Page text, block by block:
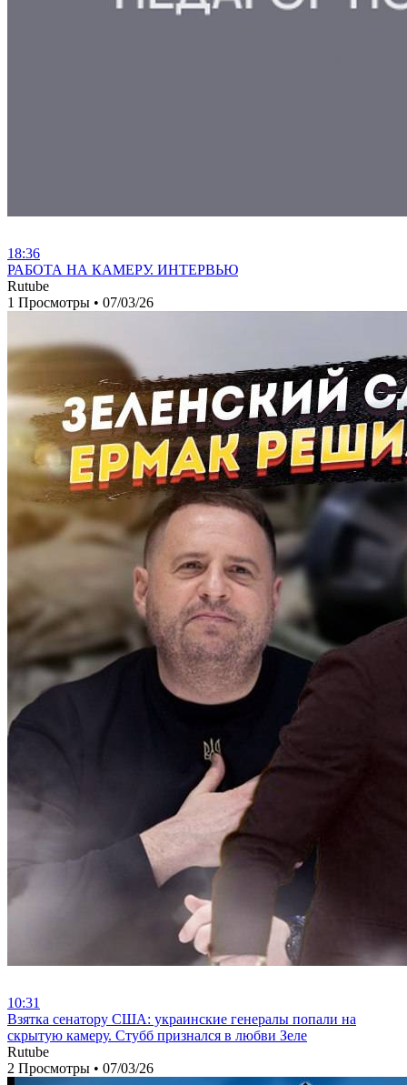
18:36
⁣РАБОТА НА КАМЕРУ. ИНТЕРВЬЮ
Rutube
1 Просмотры • 07/03/26
10:31
⁣Взятка сенатору США: украинские генералы попали на
скрытую камеру. Стубб признался в любви Зеле
Rutube
2 Просмотры • 07/03/26